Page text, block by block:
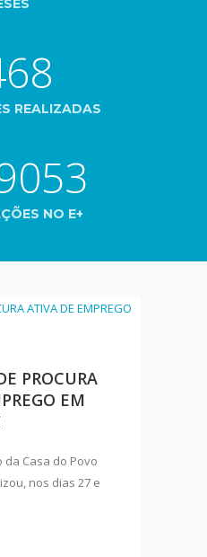
REALIZADAS
NO E+
PROCURA
EM
da Casa do Povo
nos dias 27 e